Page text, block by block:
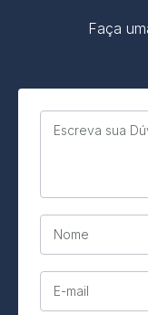
Faça
Escreva sua
Nome
E-mail